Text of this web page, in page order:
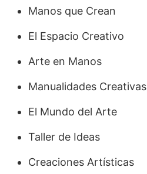
Manos que Crean
El Espacio Creativo
Arte en Manos
Manualidades Creativas
El Mundo del Arte
Taller de Ideas
Creaciones Artísticas